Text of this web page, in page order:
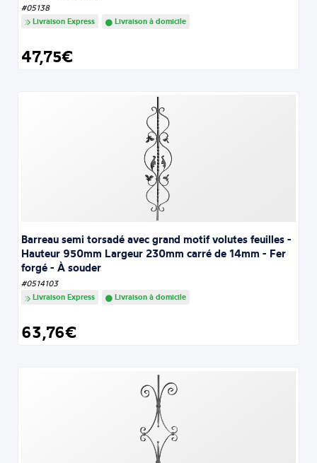
#05138
Livraison Express
Livraison à domicile
47,75€
Barreau semi torsadé avec grand motif volutes feuilles -
Hauteur 950mm Largeur 230mm carré de 14mm - Fer
forgé - À souder
#0514103
Livraison Express
Livraison à domicile
63,76€